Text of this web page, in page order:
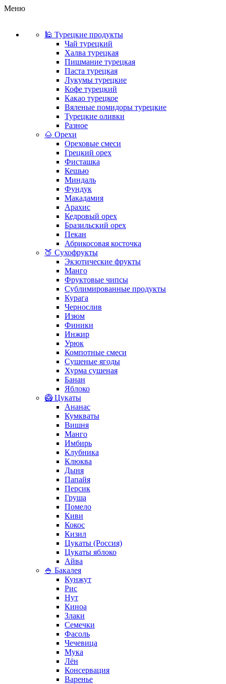
Меню
🕌 Турецкие продукты
Чай турецкий
Халва турецкая
Пишмание турецкая
Паста турецкая
Лукумы турецкие
Кофе турецкий
Какао турецкое
Вяленые помидоры турецкие
Турецкие оливки
Разное
🌰 Орехи
Ореховые смеси
Грецкий орех
Фисташка
Кешью
Миндаль
Фундук
Макадамия
Арахис
Кедровый орех
Бразильский орех
Пекан
Абрикосовая косточка
🍑 Сухофрукты
Экзотические фрукты
Манго
Фруктовые чипсы
Сублимированные продукты
Курага
Чернослив
Изюм
Финики
Инжир
Урюк
Компотные смеси
Сушеные ягоды
Хурма сушеная
Банан
Яблоко
🥝 Цукаты
Ананас
Кумкваты
Вишня
Манго
Имбирь
Клубника
Клюква
Дыня
Папайя
Персик
Груша
Помело
Киви
Кокос
Кизил
Цукаты (Россия)
Цукаты яблоко
Айва
🍚 Бакалея
Кунжут
Рис
Нут
Киноа
Злаки
Семечки
Фасоль
Чечевица
Мука
Лён
Консервация
Варенье